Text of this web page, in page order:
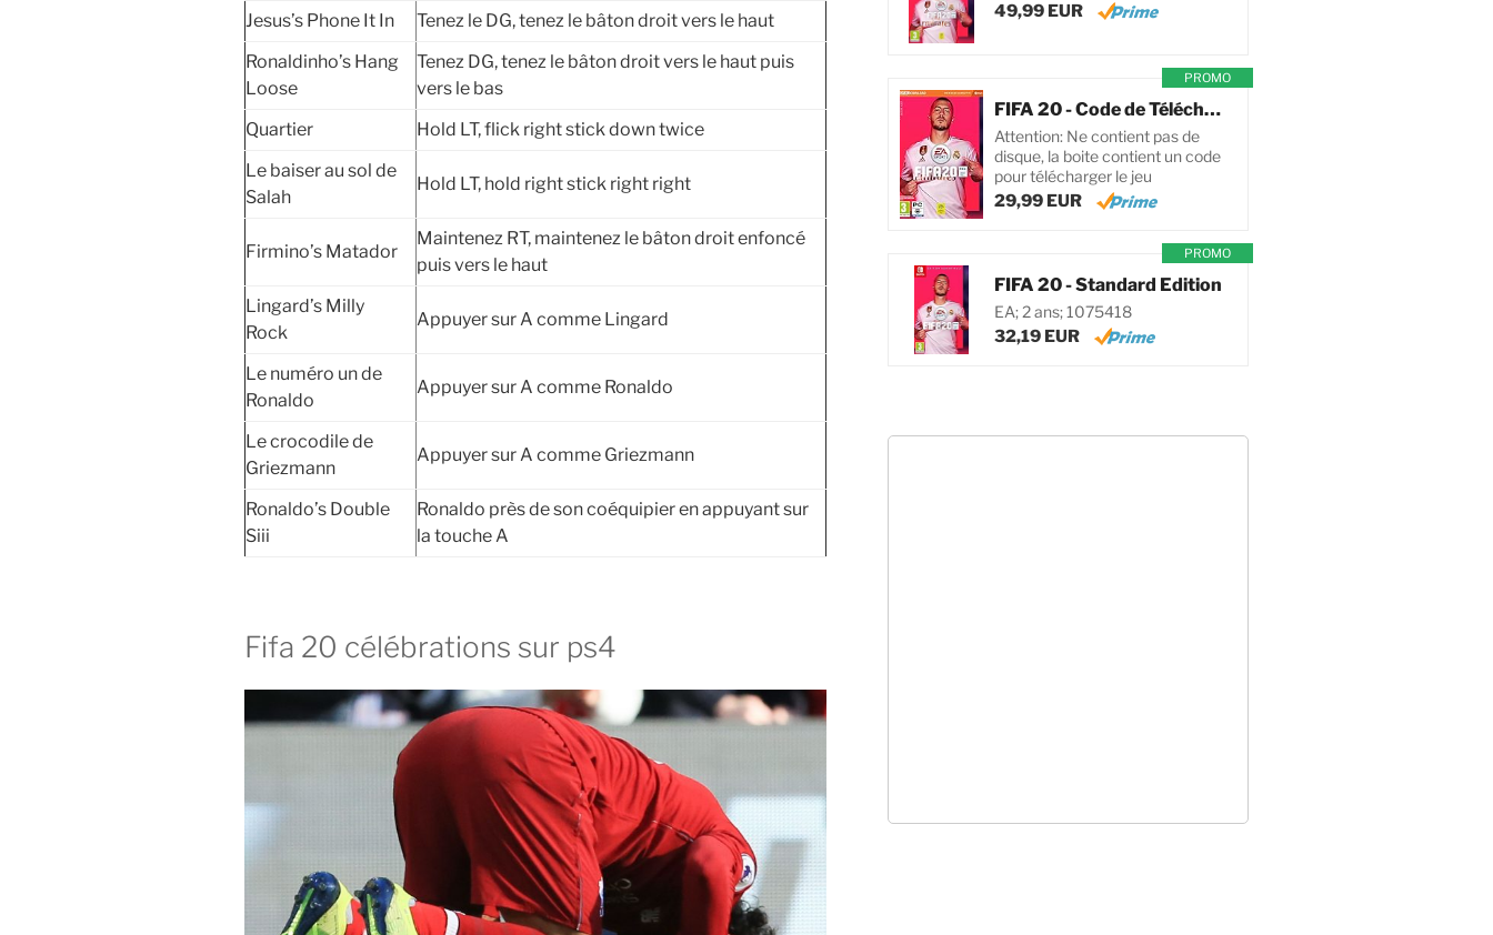
Jesus’s Phone It In
Tenez le DG, tenez le bâton droit vers le haut
Ronaldinho’s Hang
Loose
Tenez DG, tenez le bâton droit vers le haut puis
vers le bas
Quartier
Hold LT, flick right stick down twice
Le baiser au sol de
Salah
Hold LT, hold right stick right right
Firmino’s Matador
Maintenez RT, maintenez le bâton droit enfoncé
puis vers le haut
Lingard’s Milly
Rock
Appuyer sur A comme Lingard
Le numéro un de
Ronaldo
Appuyer sur A comme Ronaldo
Le crocodile de
Griezmann
Appuyer sur A comme Griezmann
Ronaldo’s Double
Siii
Ronaldo près de son coéquipier en appuyant sur
la touche A
Fifa 20 célébrations sur ps4
49,99 EUR
PROMO
FIFA 20 - Code de Téléchargement pour PC
Attention: Ne contient pas de
disque, la boite contient un code
pour télécharger le jeu
29,99 EUR
PROMO
FIFA 20 - Standard Edition
EA; 2 ans; 1075418
32,19 EUR